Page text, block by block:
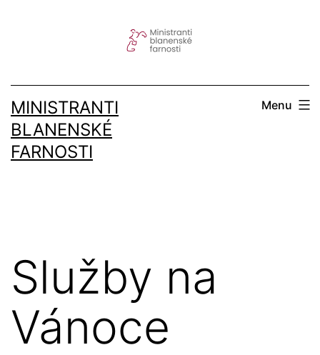
MINISTRANTI
BLANENSKÉ
FARNOSTI
Menu
Služby na
Vánoce